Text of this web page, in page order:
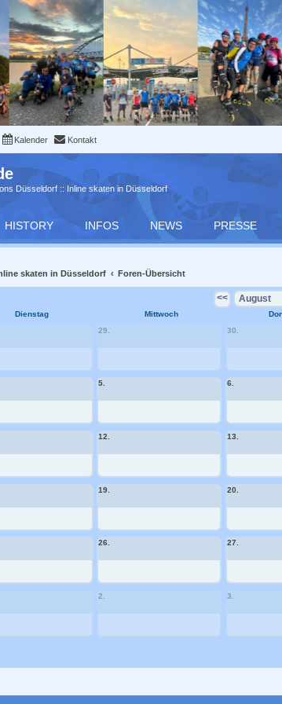
Kalender Kontakt
Düsseldorf :: Inline skaten in Düsseldorf
HISTORY INFOS NEWS PRESSE
skaten in Düsseldorf Foren-Übersicht
<<
Dienstag Mittwoch
29. 30.
5. 6.
12. 13.
19. 20.
26. 27.
2. 3.